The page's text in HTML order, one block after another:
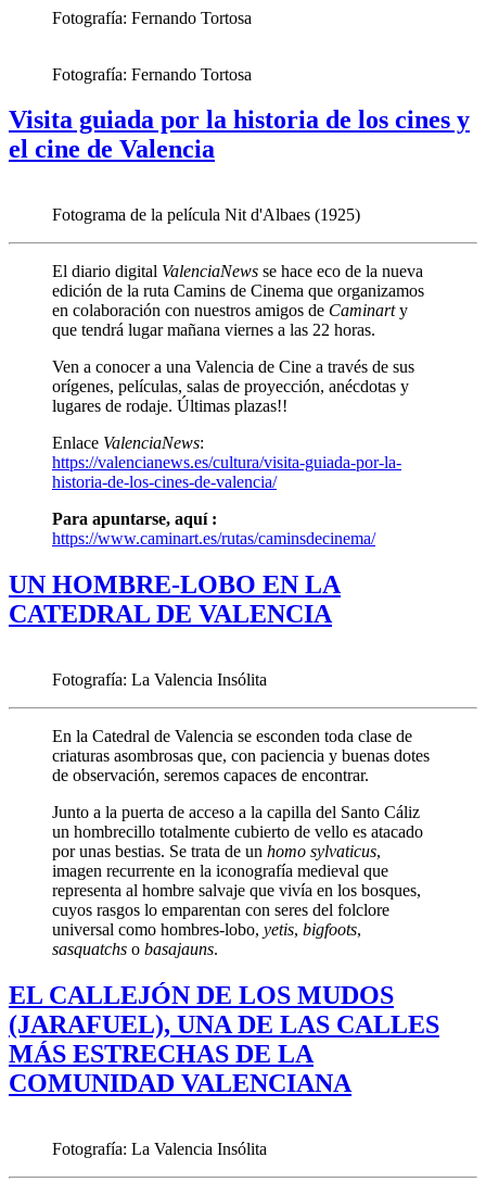
Fotografía: Fernando Tortosa
Fotografía: Fernando Tortosa
Visita guiada por la historia de los cines y
el cine de Valencia
Fotograma de la película Nit d'Albaes (1925)
El diario digital ValenciaNews se hace eco de la nueva
edición de la ruta Camins de Cinema que organizamos
en colaboración con nuestros amigos de Caminarty
que tendrá lugar mañana viernes a las 22 horas.
Ven a conocer a una Valencia de Cine a través de sus
orígenes, películas, salas de proyección, anécdotas y
lugares de rodaje. Últimas plazas!!
Enlace ValenciaNews:
https://valencianews.es/cultura/visita-guiada-por-la-
historia-de-los-cines-de-valencia/
Para apuntarse, aquí :
https://www.caminart.es/rutas/caminsdecinema/
UN HOMBRE-LOBO EN LA
CATEDRAL DE VALENCIA
Fotografía: La Valencia Insólita
En la Catedral de Valencia se esconden toda clase de
criaturas asombrosas que, con paciencia y buenas dotes
de observación, seremos capaces de encontrar.
Junto a la puerta de acceso a la capilla del Santo Cáliz
un hombrecillo totalmente cubierto de vello es atacado
por unas bestias. Se trata de un homo sylvaticus,
imagen recurrente en la iconografía medieval que
representa al hombre salvaje que vivía en los bosques,
cuyos rasgos lo emparentan con seres del folclore
universal como hombres-lobo, yetis, bigfoots,
sasquatchs o basajauns.
EL CALLEJÓN DE LOS MUDOS
(JARAFUEL), UNA DE LAS CALLES
MÁS ESTRECHAS DE LA
COMUNIDAD VALENCIANA
Fotografía: La Valencia Insólita